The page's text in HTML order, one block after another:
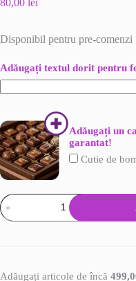
80,00 lei
Disponibil pentru pre-comenzi
Adǎugați textul dorit pentru
Adǎugați un
garantat!
Cutie de
Cantitate
Orhidee
Cattleya
Adăugați articole de încă